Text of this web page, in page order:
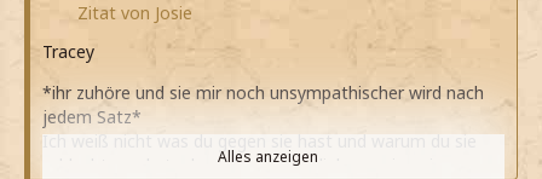
Zitat von Josie
Tracey
*ihr zuhöre und sie mir noch unsympathischer wird nach
jedem Satz*
Ich weiß nicht was du gegen sie hast und warum du sie
schlecht machst, aber ich bilde mir lieber meine eigene
Alles anzeigen